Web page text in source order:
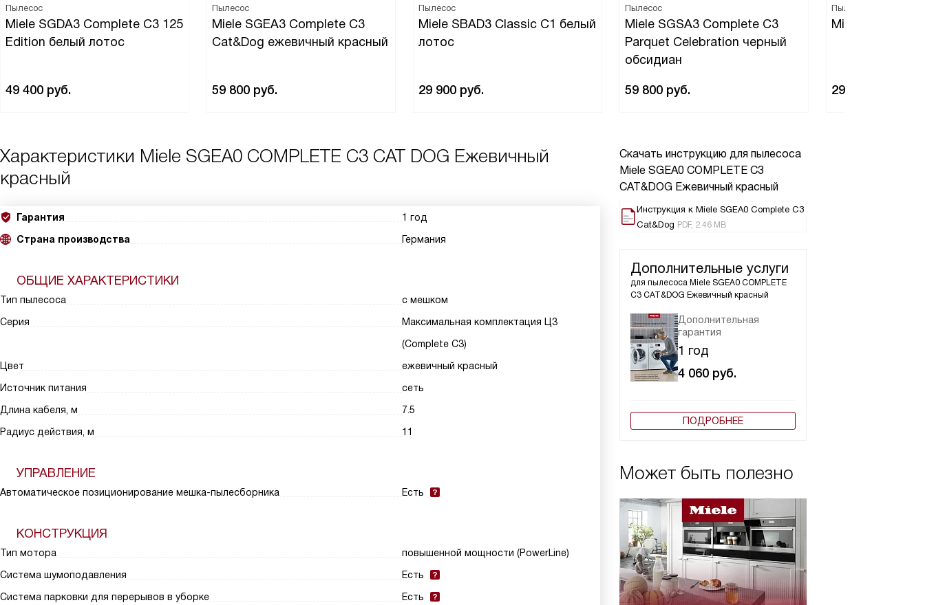
Пылесос
Miele SGDA3 Complete C3 125
Edition белый лотос
49 400 руб.
Пылесос
Miele SGEA3 Complete C3
Cat&Dog ежевичный красный
59 800 руб.
Пылесос
Miele SBAD3 Classic C1 белый
лотос
29 900 руб.
Пылесос
Miele SGSA3 Complete C3
Parquet Celebration черный
обсидиан
59 800 руб.
Пылесос
Miele SBAD3
29 900
Скачать инструкцию для пылесоса
Miele SGEA0 COMPLETE C3
CAT&DOG Ежевичный красный
Инструкция к Miele SGEA0 Complete C3
Cat&Dog PDF, 2.46 MB
Дополнительные услуги
для пылесоса Miele SGEA0 COMPLETE
C3 CAT&DOG Ежевичный красный
Дополнительная
гарантия
1 год
4 060 руб.
ПОДРОБНЕЕ
Может быть полезно
Характеристики Miele SGEA0 COMPLETE C3 CAT DOG Ежевичный
красный
Гарантия
1 год
Страна производства
Германия
ОБЩИЕ ХАРАКТЕРИСТИКИ
Тип пылесоса
с мешком
Серия
Максимальная комплектация Ц3
(Complete C3)
Цвет
ежевичный красный
Источник питания
сеть
Длина кабеля, м
7.5
Радиус действия, м
11
УПРАВЛЕНИЕ
Автоматическое позиционирование мешка-пылесборника Есть
КОНСТРУКЦИЯ
Тип мотора
повышенной мощности (PowerLine)
Система шумоподавления
Есть
Система парковки для перерывов в уборке
Есть